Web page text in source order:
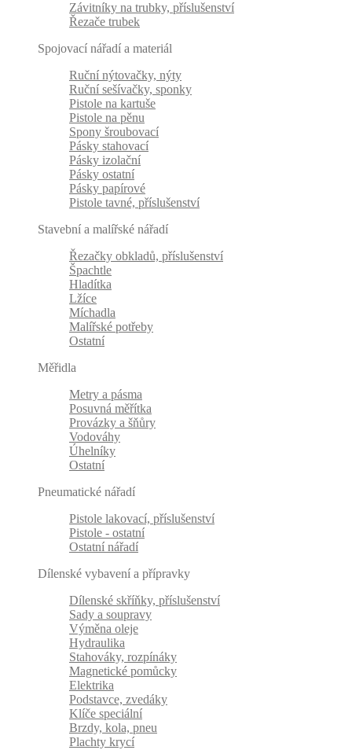
Závitníky na trubky, příslušenství
Řezače trubek
Spojovací nářadí a materiál
Ruční nýtovačky, nýty
Ruční sešívačky, sponky
Pistole na kartuše
Pistole na pěnu
Spony šroubovací
Pásky stahovací
Pásky izolační
Pásky ostatní
Pásky papírové
Pistole tavné, příslušenství
Stavební a malířské nářadí
Řezačky obkladů, příslušenství
Špachtle
Hladítka
Lžíce
Míchadla
Malířské potřeby
Ostatní
Měřidla
Metry a pásma
Posuvná měřítka
Provázky a šňůry
Vodováhy
Úhelníky
Ostatní
Pneumatické nářadí
Pistole lakovací, příslušenství
Pistole - ostatní
Ostatní nářadí
Dílenské vybavení a přípravky
Dílenské skříňky, příslušenství
Sady a soupravy
Výměna oleje
Hydraulika
Stahováky, rozpínáky
Magnetické pomůcky
Elektrika
Podstavce, zvedáky
Klíče speciální
Brzdy, kola, pneu
Plachty krycí